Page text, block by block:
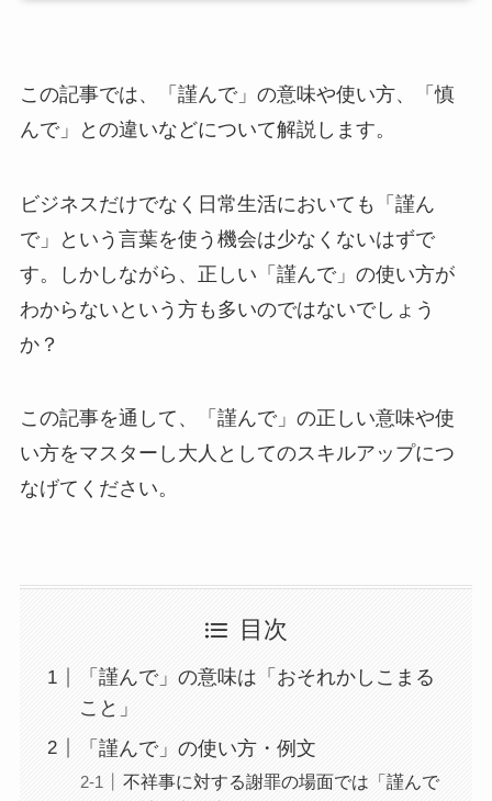
この記事では、「謹んで」の意味や使い方、「慎
んで」との違いなどについて解説します。
ビジネスだけでなく日常生活においても「謹ん
で」という言葉を使う機会は少なくないはずで
す。しかしながら、正しい「謹んで」の使い方が
わからないという方も多いのではないでしょう
か？
この記事を通して、「謹んで」の正しい意味や使
い方をマスターし大人としてのスキルアップにつ
なげてください。
目次
「謹んで」の意味は「おそれかしこまる
こと」
「謹んで」の使い方・例文
不祥事に対する謝罪の場面では「謹んで